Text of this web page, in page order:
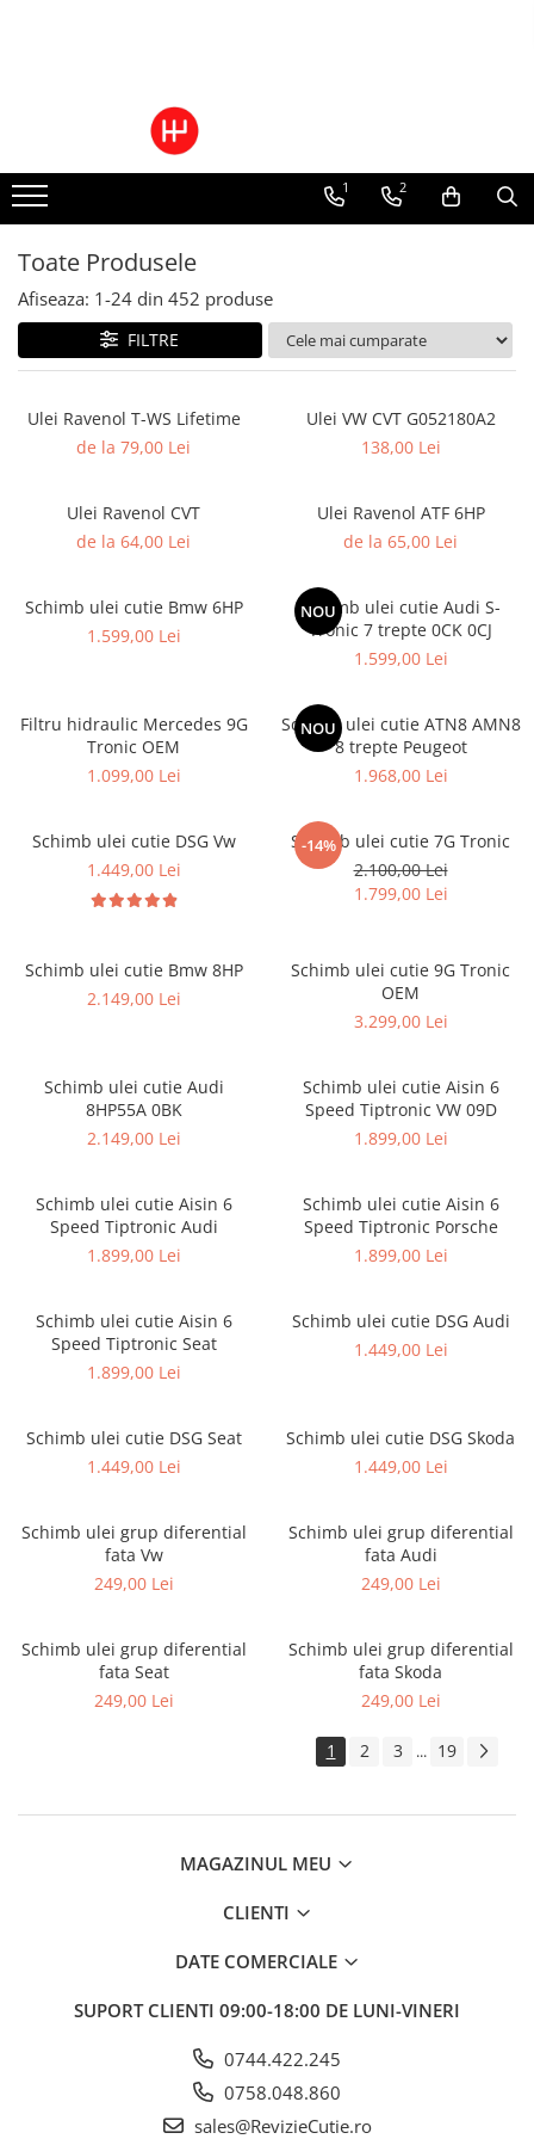
Ulei cutie automata
Filtre cutii automate
1 2
Toate Produsele
Afiseaza: 1-24 din 452 produse
FILTRE
Ulei Ravenol T-WS Lifetime
de la 79,00 Lei
Ulei VW CVT G052180A2
138,00 Lei
Ulei Ravenol CVT
de la 64,00 Lei
Ulei Ravenol ATF 6HP
de la 65,00 Lei
Schimb ulei cutie Bmw 6HP
1.599,00 Lei
NOU
Schimb ulei cutie Audi S-
Tronic 7 trepte 0CK 0CJ
1.599,00 Lei
Filtru hidraulic Mercedes 9G
Tronic OEM
1.099,00 Lei
NOU
Schimb ulei cutie ATN8 AMN8
8 trepte Peugeot
1.968,00 Lei
Schimb ulei cutie DSG Vw
1.449,00 Lei
-14%
Schimb ulei cutie 7G Tronic
2.100,00 Lei
1.799,00 Lei
Schimb ulei cutie Bmw 8HP
2.149,00 Lei
Schimb ulei cutie 9G Tronic
OEM
3.299,00 Lei
Schimb ulei cutie Audi
8HP55A 0BK
2.149,00 Lei
Schimb ulei cutie Aisin 6
Speed Tiptronic VW 09D
1.899,00 Lei
Schimb ulei cutie Aisin 6
Speed Tiptronic Audi
1.899,00 Lei
Schimb ulei cutie Aisin 6
Speed Tiptronic Porsche
1.899,00 Lei
Schimb ulei cutie Aisin 6
Speed Tiptronic Seat
1.899,00 Lei
Schimb ulei cutie DSG Audi
1.449,00 Lei
Schimb ulei cutie DSG Seat
1.449,00 Lei
Schimb ulei cutie DSG Skoda
1.449,00 Lei
Schimb ulei grup diferential
fata Vw
249,00 Lei
Schimb ulei grup diferential
fata Audi
249,00 Lei
Schimb ulei grup diferential
fata Seat
249,00 Lei
Schimb ulei grup diferential
fata Skoda
249,00 Lei
1 2 3 ... 19
MAGAZINUL MEU
CLIENTI
DATE COMERCIALE
SUPORT CLIENTI 09:00-18:00 DE LUNI-VINERI
0744.422.245
0758.048.860
sales@RevizieCutie.ro